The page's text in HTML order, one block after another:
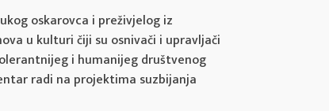
oskarovca i preživjelog iz
u kulturi čiji su osnivači i upravljači
i humanijeg društvenog
radi na projektima suzbijanja